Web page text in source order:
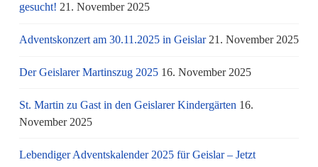
gesucht! 21. November 2025
Adventskonzert am 30.11.2025 in Geislar 21. November 2025
Der Geislarer Martinszug 2025 16. November 2025
St. Martin zu Gast in den Geislarer Kindergärten 16.
November 2025
Lebendiger Adventskalender 2025 für Geislar – Jetzt